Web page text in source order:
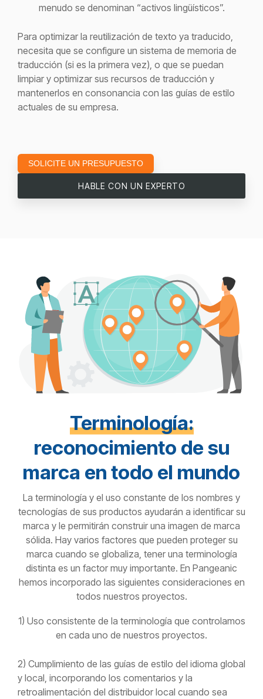
menudo se denominan “activos lingüísticos”.
Para optimizar la reutilización de texto ya traducido,
necesita que se configure un sistema de memoria de
traducción (si es la primera vez), o que se puedan
limpiar y optimizar sus recursos de traducción y
mantenerlos en consonancia con las guías de estilo
actuales de su empresa.
SOLICITE UN PRESUPUESTO
HABLE CON UN EXPERTO
Terminología:
reconocimiento de su
marca en todo el mundo
La terminología y el uso constante de los nombres y
tecnologías de sus productos ayudarán a identificar su
marca y le permitirán construir una imagen de marca
sólida. Hay varios factores que pueden proteger su
marca cuando se globaliza, tener una terminología
distinta es un factor muy importante. En Pangeanic
hemos incorporado las siguientes consideraciones en
todos nuestros proyectos.
1) Uso consistente de la terminología que controlamos
en cada uno de nuestros proyectos.
2) Cumplimiento de las guías de estilo del idioma global
y local, incorporando los comentarios y la
retroalimentación del distribuidor local cuando sea